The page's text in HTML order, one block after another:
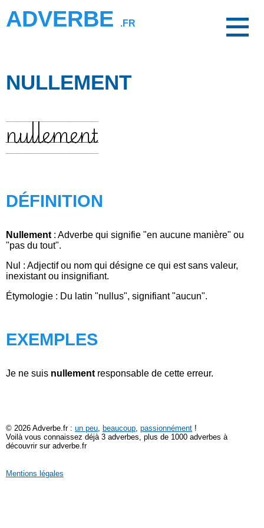
ADVERBE .FR
NULLEMENT
nullement
DÉFINITION
Nullement : Adverbe qui signifie "en aucune manière" ou
"pas du tout".
Nul : Adjectif ou nom qui désigne ce qui est sans valeur,
inexistant ou insignifiant.
Étymologie : Du latin "nullus", signifiant "aucun".
EXEMPLES
Je ne suis nullement responsable de cette erreur.
© 2026 Adverbe.fr : un peu, beaucoup, passionnément !
Voilà vous connaissez déjà 3 adverbes, plus de 1000 adverbes à
découvrir sur adverbe.fr
Mentions légales